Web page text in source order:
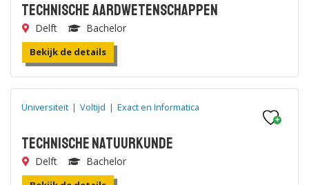
Technische Aardwetenschappen
Delft Bachelor
Bekijk de details
Universiteit | Voltijd | Exact en Informatica
Technische Natuurkunde
Delft Bachelor